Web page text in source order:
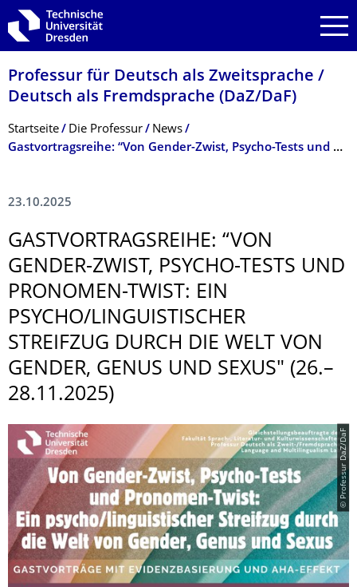
Zur Hauptnavigation springen
Zur Suche springen
Zum Inhalt springen
Professur für Deutsch als Zweitsprache /
Deutsch als Fremdsprache (DaZ/DaF)
Breadcrumb-Menü
Startseite Die Professur
News
Gastvortragsreihe: “Von Gender-Zwist, Psycho-Tests und Pronomen-Twist: Ein psycho/linguistischer Streifzug durch die Welt von Gender, Genus und Sexus" (26.–28.11.2025)
23.10.2025
GASTVORTRAGS­REIHE: “VON
GENDER-ZWIST, PSYCHO-TESTS UND
PRONOMEN-TWIST: EIN
PSYCHO/LINGUISTISCHER
STREIFZUG DURCH DIE WELT VON
GENDER, GENUS UND SEXUS" (26.–
28.11.2025)
© Professur DaZ/DaF